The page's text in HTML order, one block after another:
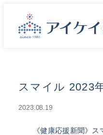
スマイル 2023
2023.08.19
《健康応援新聞》